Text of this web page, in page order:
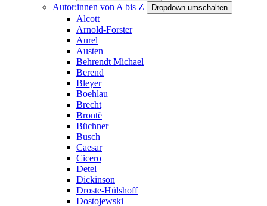
Autor:innen von A bis Z Dropdown umschalten
Alcott
Arnold-Forster
Aurel
Austen
Behrendt Michael
Berend
Bleyer
Boehlau
Brecht
Brontë
Büchner
Busch
Caesar
Cicero
Detel
Dickinson
Droste-Hülshoff
Dostojewski